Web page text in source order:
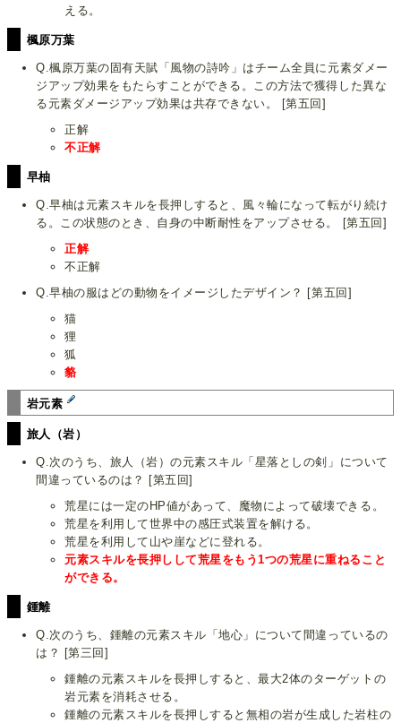
える。
楓原万葉
Q.楓原万葉の固有天賦「風物の詩吟」はチーム全員に元素ダメー
ジアップ効果をもたらすことができる。この方法で獲得した異な
る元素ダメージアップ効果は共存できない。 [第五回]
正解
不正解
早柚
Q.早柚は元素スキルを長押しすると、風々輪になって転がり続け
る。この状態のとき、自身の中断耐性をアップさせる。 [第五回]
正解
不正解
Q.早柚の服はどの動物をイメージしたデザイン？ [第五回]
猫
狸
狐
貉
岩元素
旅人（岩）
Q.次のうち、旅人（岩）の元素スキル「星落としの剣」について
間違っているのは？ [第五回]
荒星には一定のHP値があって、魔物によって破壊できる。
荒星を利用して世界中の感圧式装置を解ける。
荒星を利用して山や崖などに登れる。
元素スキルを長押しして荒星をもう1つの荒星に重ねること
ができる。
鍾離
Q.次のうち、鍾離の元素スキル「地心」について間違っているの
は？ [第三回]
鍾離の元素スキルを長押しすると、最大2体のターゲットの
岩元素を消耗させる。
鍾離の元素スキルを長押しすると無相の岩が生成した岩柱の